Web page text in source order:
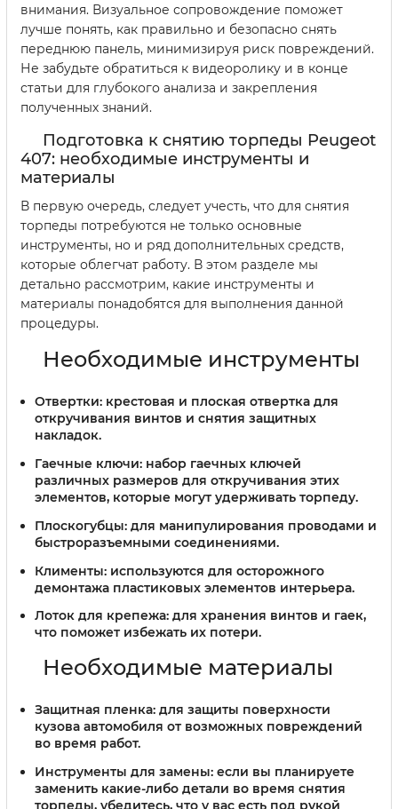
внимания. Визуальное сопровождение поможет
лучше понять, как правильно и безопасно снять
переднюю панель, минимизируя риск повреждений.
Не забудьте обратиться к видеоролику и в конце
статьи для глубокого анализа и закрепления
полученных знаний.
Подготовка к снятию торпеды Peugeot
407: необходимые инструменты и
материалы
В первую очередь, следует учесть, что для снятия
торпеды потребуются не только основные
инструменты, но и ряд дополнительных средств,
которые облегчат работу. В этом разделе мы
детально рассмотрим, какие инструменты и
материалы понадобятся для выполнения данной
процедуры.
Необходимые инструменты
Отвертки: крестовая и плоская отвертка для
откручивания винтов и снятия защитных
накладок.
Гаечные ключи: набор гаечных ключей
различных размеров для откручивания этих
элементов, которые могут удерживать торпеду.
Плоскогубцы: для манипулирования проводами и
быстроразъемными соединениями.
Клименты: используются для осторожного
демонтажа пластиковых элементов интерьера.
Лоток для крепежа: для хранения винтов и гаек,
что поможет избежать их потери.
Необходимые материалы
Защитная пленка: для защиты поверхности
кузова автомобиля от возможных повреждений
во время работ.
Инструменты для замены: если вы планируете
заменить какие-либо детали во время снятия
торпеды, убедитесь, что у вас есть под рукой